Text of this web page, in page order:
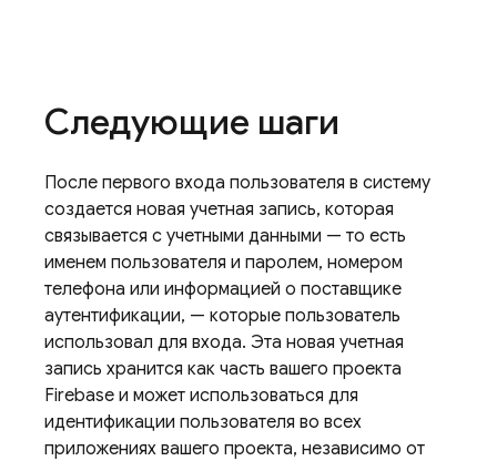
Следующие шаги
После первого входа пользователя в систему
создается новая учетная запись, которая
связывается с учетными данными — то есть
именем пользователя и паролем, номером
телефона или информацией о поставщике
аутентификации, — которые пользователь
использовал для входа. Эта новая учетная
запись хранится как часть вашего проекта
Firebase и может использоваться для
идентификации пользователя во всех
приложениях вашего проекта, независимо от